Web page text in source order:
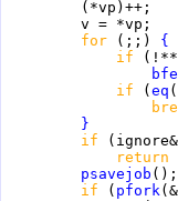
for (;;) {
if
if ( eq
}
if
(ignore&
return
psavejob
if ( pfork